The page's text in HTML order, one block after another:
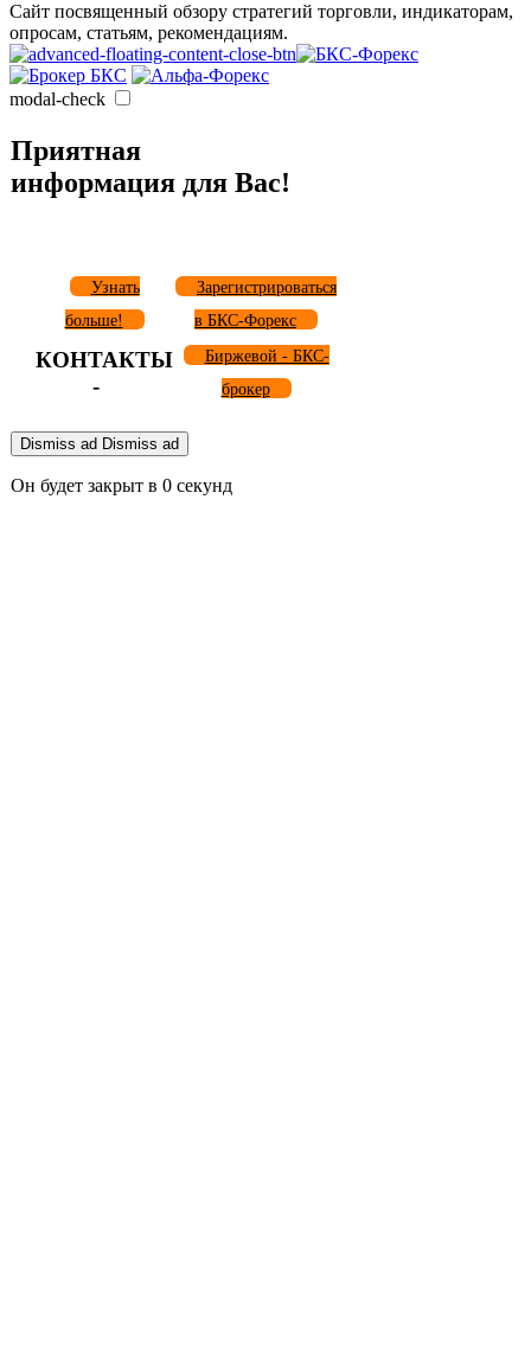
Сайт посвященный обзору стратегий торговли, индикаторам,
опросам, статьям, рекомендациям.
modal-check
Приятная
информация для Вас!
Узнать
больше!
Зарегистрироваться
в БКС-Форекс
КОНТАКТЫ
-
Биржевой - БКС-
брокер
Dismiss ad Dismiss ad
Он будет закрыт в 0 секунд